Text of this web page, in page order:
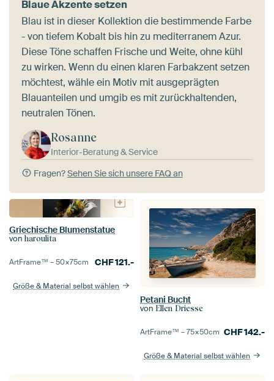
Blaue Akzente setzen
Blau ist in dieser Kollektion die bestimmende Farbe
- von tiefem Kobalt bis hin zu mediterranem Azur.
Diese Töne schaffen Frische und Weite, ohne kühl
zu wirken. Wenn du einen klaren Farbakzent setzen
möchtest, wähle ein Motiv mit ausgeprägten
Blauanteilen und umgib es mit zurückhaltenden,
neutralen Tönen.
Rosanne
Interior-Beratung & Service
Fragen?Sehen Sie sich unsere FAQ an
Griechische Blumenstatue
von haroulita
ArtFrame™ –50×75cm CHF121.-
Größe & Material selbst wählen
Petani Bucht
von Ellen Driesse
ArtFrame™ –75×50cm CHF142.-
Größe & Material selbst wählen